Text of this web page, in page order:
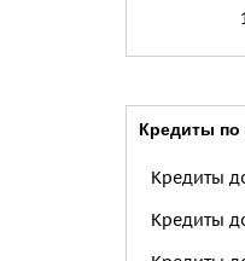
Кредиты
Кредиты
Кредиты